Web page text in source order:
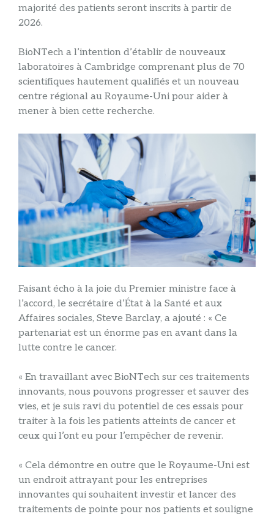
majorité des patients seront inscrits à partir de
2026.
BioNTech a l’intention d’établir de nouveaux
laboratoires à Cambridge comprenant plus de 70
scientifiques hautement qualifiés et un nouveau
centre régional au Royaume-Uni pour aider à
mener à bien cette recherche.
Faisant écho à la joie du Premier ministre face à
l’accord, le secrétaire d’État à la Santé et aux
Affaires sociales, Steve Barclay, a ajouté : « Ce
partenariat est un énorme pas en avant dans la
lutte contre le cancer.
« En travaillant avec BioNTech sur ces traitements
innovants, nous pouvons progresser et sauver des
vies, et je suis ravi du potentiel de ces essais pour
traiter à la fois les patients atteints de cancer et
ceux qui l’ont eu pour l’empêcher de revenir.
« Cela démontre en outre que le Royaume-Uni est
un endroit attrayant pour les entreprises
innovantes qui souhaitent investir et lancer des
traitements de pointe pour nos patients et souligne